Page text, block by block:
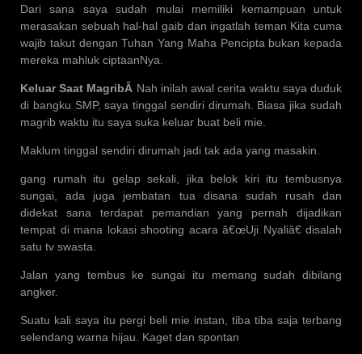
Dari sana saya sudah mulai memiliki kemampuan untuk
merasakan sebuah hal-hal gaib dan ingatlah teman Kita cuma
wajib takut dengan Tuhan Yang Maha Pencipta bukan kepada
mereka mahluk ciptaanNya.
Keluar Saat MagribÂ Nah inilah awal cerita waktu saya duduk
di bangku SMP, saya tinggal sendiri dirumah. Biasa jika sudah
magrib waktu itu saya suka keluar buat beli mie.
Maklum tinggal sendiri dirumah jadi tak ada yang masakin.
gang rumah itu gelap sekali, jika belok kiri itu tembusnya
sungai, ada juga jembatan tua disana sudah rusah dan
didekat sana terdapat pemandian yang pernah dijadikan
tempat di mana lokasi shooting acara â€œUji Nyaliâ€ disalah
satu tv swasta.
Jalan yang tembus ke sungai itu memang sudah dibilang
angker.
Suatu kali saya itu pergi beli mie instan, tiba tiba saja terbang
selendang warna hijau. Kaget dan spontan